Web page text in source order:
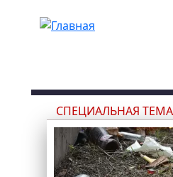
СПЕЦИАЛЬНАЯ ТЕМА